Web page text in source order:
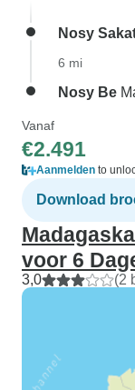
Nosy
6 mi
Nosy Be
Vanaf
€2.491
Aanmelden to
Download
voor 6
3,0 (2